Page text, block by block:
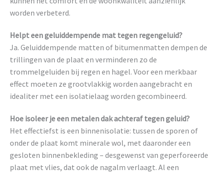
worden verbeterd.
Helpt een geluiddempende mat tegen regengeluid?
Ja. Geluiddempende matten of bitumenmatten dempen de
trillingen van de plaat en verminderen zo de
trommelgeluiden bij regen en hagel. Voor een merkbaar
effect moeten ze grootvlakkig worden aangebracht en
idealiter met een isolatielaag worden gecombineerd.
Hoe isoleer je een metalen dak achteraf tegen geluid?
Het effectiefst is een binnenisolatie: tussen de sporen of
onder de plaat komt minerale wol, met daaronder een
gesloten binnenbekleding – desgewenst van geperforeerde
plaat met vlies, dat ook de nagalm verlaagt. Al een